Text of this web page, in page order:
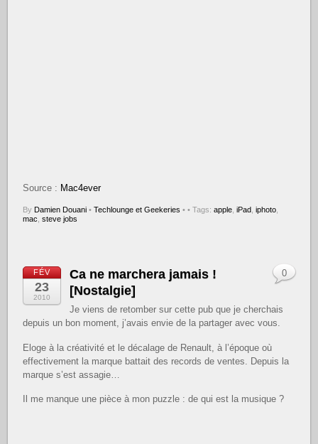
Source : Mac4ever
By Damien Douani • Techlounge et Geekeries • • Tags:apple ,iPad ,iphoto
mac ,steve jobs
FÉV
23
2010
Ca ne marchera jamais !
[Nostalgie]
Je viens de retomber sur cette pub que je cherchais
depuis un bon moment, j’avais envie de la partager avec vous.
Eloge à la créativité et le décalage de Renault, à l’époque où
effectivement la marque battait des records de ventes. Depuis la
marque s’est assagie…
Il me manque une pièce à mon puzzle : de qui est la musique ?
0